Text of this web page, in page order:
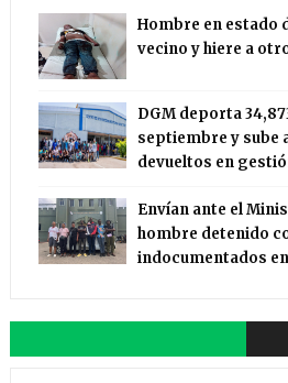
Hombre en estado
vecino y hiere a
DGM deporta
septiembre y sube
devueltos en
Envían ante el
hombre detenido
indocumentados